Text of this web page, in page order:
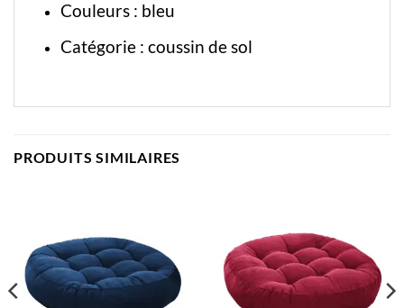
Couleurs : bleu
Catégorie : coussin de sol
PRODUITS SIMILAIRES